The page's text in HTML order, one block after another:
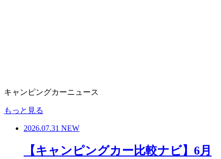
キャンピングカーニュース
もっと見る
2026.07.31 NEW
【キャンピングカー比較ナビ】6月